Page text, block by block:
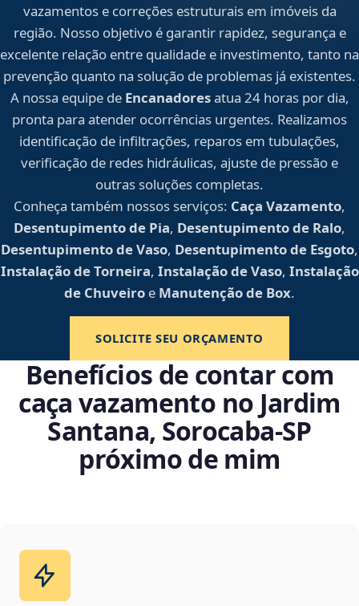
vazamentos e correções estruturais em imóveis da
região. Nosso objetivo é garantir rapidez, segurança e
excelente relação entre qualidade e investimento, tanto na
prevenção quanto na solução de problemas já existentes.
A nossa equipe de Encanadoresatua 24 horas por dia,
pronta para atender ocorrências urgentes. Realizamos
identificação de infiltrações, reparos em tubulações,
verificação de redes hidráulicas, ajuste de pressão e
outras soluções completas.
Conheça também nossos serviços: Caça Vazamento,
Desentupimento de Pia, Desentupimento de Ralo,
Desentupimento de Vaso, Desentupimento de Esgoto,
Instalação de Torneira, Instalação de Vaso, Instalação
de Chuveiro e Manutenção de Box.
SOLICITE SEU ORÇAMENTO
Benefícios de contar com
caça vazamento no Jardim
Santana, Sorocaba‑SP
próximo de mim